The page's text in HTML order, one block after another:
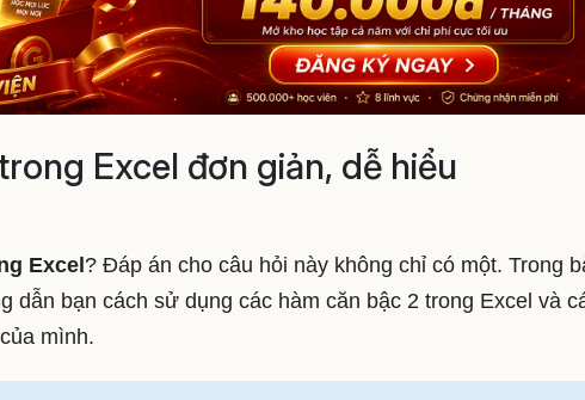
Excel đơn giản, dễ hiểu
Excel ? Đáp án cho câu hỏi này không chỉ có một. Trong
dẫn bạn cách sử dụng các hàm căn bậc 2 trong Excel và
mình.